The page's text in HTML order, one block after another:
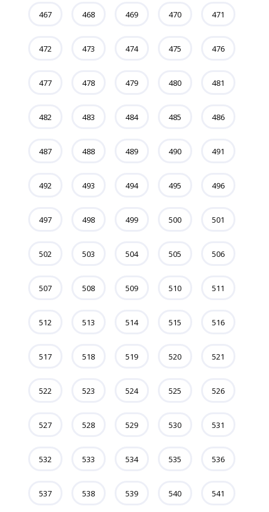
467 468 469 470 471
472 473 474 475 476
477 478 479 480 481
482 483 484 485 486
487 488 489 490 491
492 493 494 495 496
497 498 499 500 501
502 503 504 505 506
507 508 509 510 511
512 513 514 515 516
517 518 519 520 521
522 523 524 525 526
527 528 529 530 531
532 533 534 535 536
537 538 539 540 541